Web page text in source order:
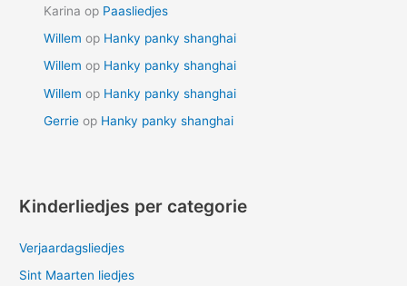
Karina op Paasliedjes
Willem op Hanky panky shanghai
Willem op Hanky panky shanghai
Willem op Hanky panky shanghai
Gerrie op Hanky panky shanghai
Kinderliedjes per categorie
Verjaardagsliedjes
Sint Maarten liedjes